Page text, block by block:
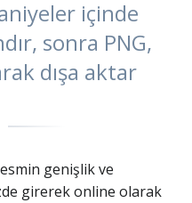
içinde
sonra PNG,
dışa aktar
genişlik ve
girerek online olarak